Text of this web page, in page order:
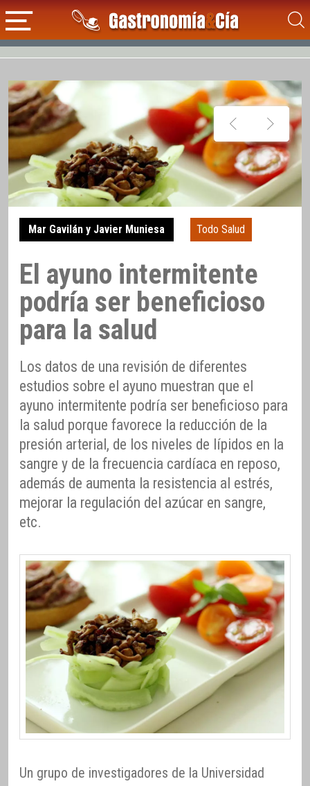
Mar Gavilán y Javier Muniesa Todo Salud
El ayuno intermitente
podría ser beneficioso
para la salud
Los datos de una revisión de diferentes
estudios sobre el ayuno muestran que el
ayuno intermitente podría ser beneficioso para
la salud porque favorece la reducción de la
presión arterial, de los niveles de lípidos en la
sangre y de la frecuencia cardíaca en reposo,
además de aumenta la resistencia al estrés,
mejorar la regulación del azúcar en sangre,
etc.
Un grupo de investigadores de la Universidad